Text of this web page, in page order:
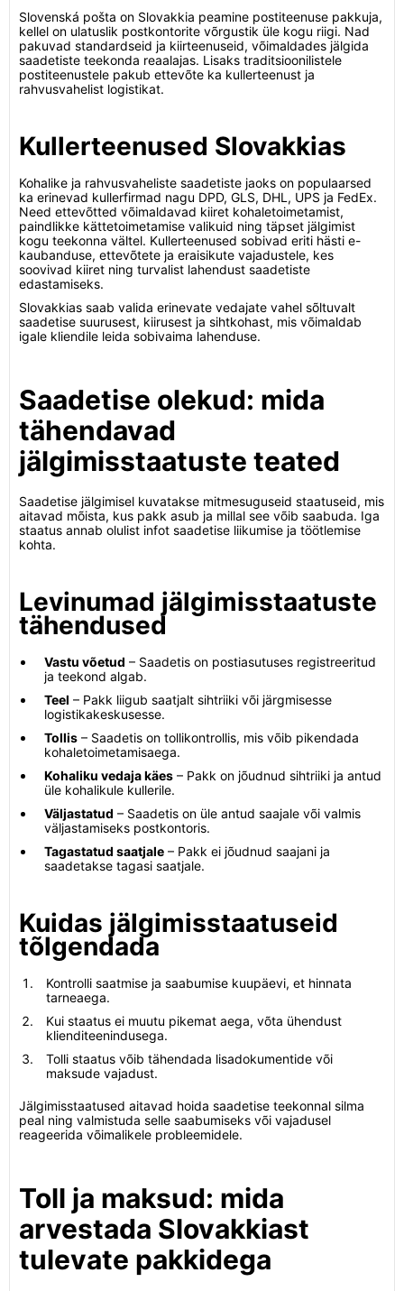
Slovenská pošta on Slovakkia peamine postiteenuse pakkuja,
kellel on ulatuslik postkontorite võrgustik üle kogu riigi. Nad
pakuvad standardseid ja kiirteenuseid, võimaldades jälgida
saadetiste teekonda reaalajas. Lisaks traditsioonilistele
postiteenustele pakub ettevõte ka kullerteenust ja
rahvusvahelist logistikat.
Kullerteenused Slovakkias
Kohalike ja rahvusvaheliste saadetiste jaoks on populaarsed
ka erinevad kullerfirmad nagu DPD, GLS, DHL, UPS ja FedEx.
Need ettevõtted võimaldavad kiiret kohaletoimetamist,
paindlikke kättetoimetamise valikuid ning täpset jälgimist
kogu teekonna vältel. Kullerteenused sobivad eriti hästi e-
kaubanduse, ettevõtete ja eraisikute vajadustele, kes
soovivad kiiret ning turvalist lahendust saadetiste
edastamiseks.
Slovakkias saab valida erinevate vedajate vahel sõltuvalt
saadetise suurusest, kiirusest ja sihtkohast, mis võimaldab
igale kliendile leida sobivaima lahenduse.
Saadetise olekud: mida
tähendavad
jälgimisstaatuste teated
Saadetise jälgimisel kuvatakse mitmesuguseid staatuseid, mis
aitavad mõista, kus pakk asub ja millal see võib saabuda. Iga
staatus annab olulist infot saadetise liikumise ja töötlemise
kohta.
Levinumad jälgimisstaatuste
tähendused
Vastu võetud – Saadetis on postiasutuses registreeritud
ja teekond algab.
Teel – Pakk liigub saatjalt sihtriiki või järgmisesse
logistikakeskusesse.
Tollis – Saadetis on tollikontrollis, mis võib pikendada
kohaletoimetamisaega.
Kohaliku vedaja käes – Pakk on jõudnud sihtriiki ja antud
üle kohalikule kullerile.
Väljastatud – Saadetis on üle antud saajale või valmis
väljastamiseks postkontoris.
Tagastatud saatjale – Pakk ei jõudnud saajani ja
saadetakse tagasi saatjale.
Kuidas jälgimisstaatuseid
tõlgendada
Kontrolli saatmise ja saabumise kuupäevi, et hinnata
tarneaega.
Kui staatus ei muutu pikemat aega, võta ühendust
klienditeenindusega.
Tolli staatus võib tähendada lisadokumentide või
maksude vajadust.
Jälgimisstaatused aitavad hoida saadetise teekonnal silma
peal ning valmistuda selle saabumiseks või vajadusel
reageerida võimalikele probleemidele.
Toll ja maksud: mida
arvestada Slovakkiast
tulevate pakkidega